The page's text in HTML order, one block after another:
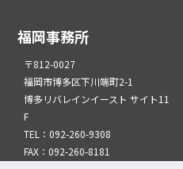
福岡事務所
〒812-0027
福岡市博多区下川端町2-1
博多リバレインイースト サイト11
F
TEL：092-260-9308
FAX：092-260-8181